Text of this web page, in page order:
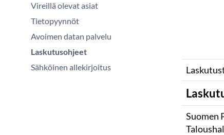
Vireillä olevat asiat
Tietopyynnöt
Avoimen datan palvelu
Laskutusohjeet
Sähköinen allekirjoitus
Suomen